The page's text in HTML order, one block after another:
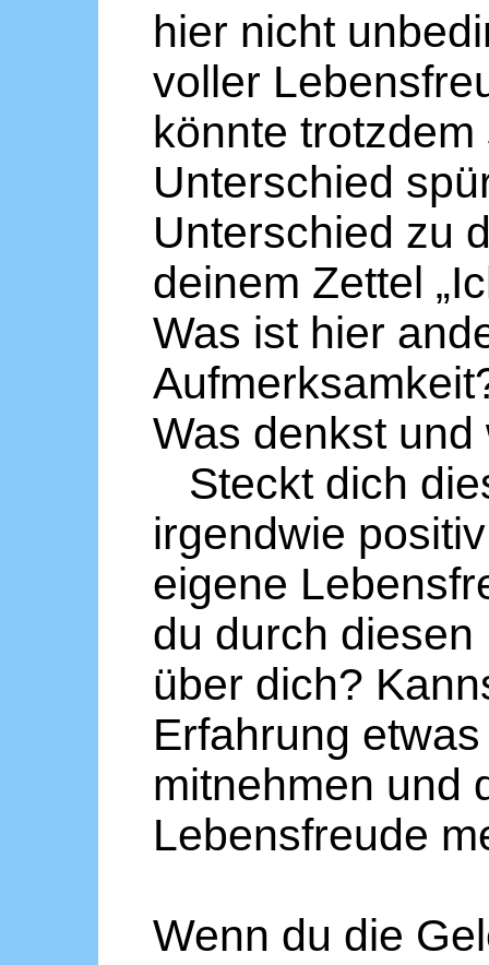
hier nicht
voller
könnte
Unterschied
Unterschied zu
deinem Zettel
Was ist hier
Was denkst
Steckt dich
irgendwie
eigene
du durch
über dich?
Erfahrung
mitnehmen und
Lebensfreude
Wenn du die